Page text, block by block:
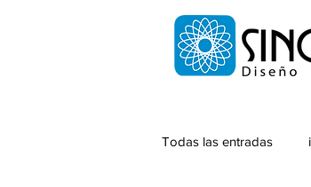
Todas las entradas